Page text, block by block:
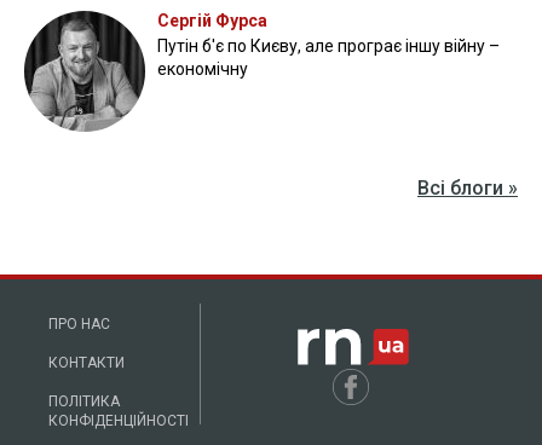
Сергій Фурса
Путін б'є по Києву, але програє іншу війну –
економічну
Всі блоги »
ПРО НАС
КОНТАКТИ
ПОЛІТИКА
КОНФІДЕНЦІЙНОСТІ